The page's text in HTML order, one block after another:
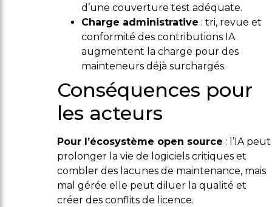
d’une couverture test adéquate.
Charge administrative : tri, revue et
conformité des contributions IA
augmentent la charge pour des
mainteneurs déjà surchargés.
Conséquences pour
les acteurs
Pour l’écosystème open source : l’IA peut
prolonger la vie de logiciels critiques et
combler des lacunes de maintenance, mais
mal gérée elle peut diluer la qualité et
créer des conflits de licence.